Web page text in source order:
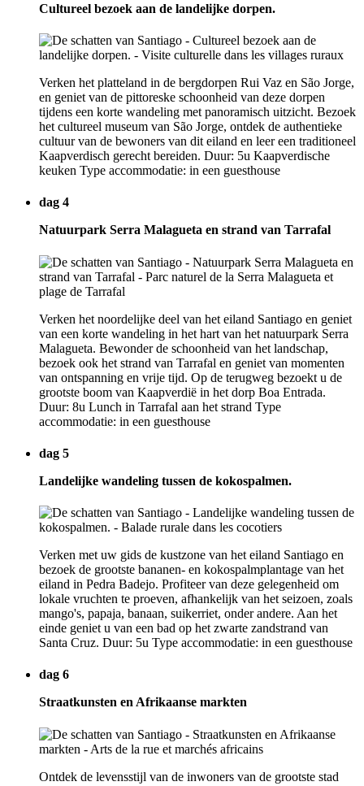
Cultureel bezoek aan de landelijke dorpen.
Verken het platteland in de bergdorpen Rui Vaz en São Jorge,
en geniet van de pittoreske schoonheid van deze dorpen
tijdens een korte wandeling met panoramisch uitzicht. Bezoek
het cultureel museum van São Jorge, ontdek de authentieke
cultuur van de bewoners van dit eiland en leer een traditioneel
Kaapverdisch gerecht bereiden. Duur: 5u Kaapverdische
keuken Type accommodatie: in een guesthouse
dag 4
Natuurpark Serra Malagueta en strand van Tarrafal
Verken het noordelijke deel van het eiland Santiago en geniet
van een korte wandeling in het hart van het natuurpark Serra
Malagueta. Bewonder de schoonheid van het landschap,
bezoek ook het strand van Tarrafal en geniet van momenten
van ontspanning en vrije tijd. Op de terugweg bezoekt u de
grootste boom van Kaapverdië in het dorp Boa Entrada.
Duur: 8u Lunch in Tarrafal aan het strand Type
accommodatie: in een guesthouse
dag 5
Landelijke wandeling tussen de kokospalmen.
Verken met uw gids de kustzone van het eiland Santiago en
bezoek de grootste bananen- en kokospalmplantage van het
eiland in Pedra Badejo. Profiteer van deze gelegenheid om
lokale vruchten te proeven, afhankelijk van het seizoen, zoals
mango's, papaja, banaan, suikerriet, onder andere. Aan het
einde geniet u van een bad op het zwarte zandstrand van
Santa Cruz. Duur: 5u Type accommodatie: in een guesthouse
dag 6
Straatkunsten en Afrikaanse markten
Ontdek de levensstijl van de inwoners van de grootste stad